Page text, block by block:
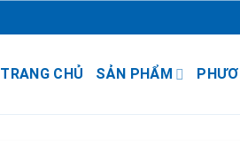
TRANG CHỦ SẢN PHẨM